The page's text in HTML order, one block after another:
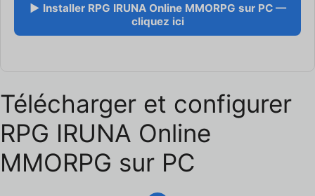
▶ Installer RPG IRUNA Online MMORPG sur PC —
cliquez ici
Télécharger et configurer
RPG IRUNA Online
MMORPG sur PC